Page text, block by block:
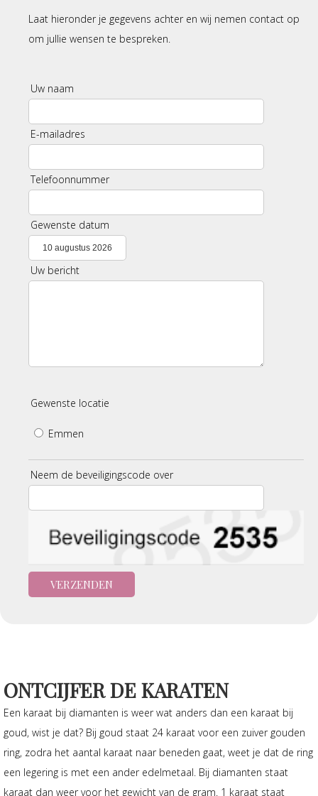
Laat hieronder je gegevens achter en wij nemen contact op
om jullie wensen te bespreken.
Uw naam
E-mailadres
Telefoonnummer
Gewenste datum
Uw bericht
Gewenste locatie
Emmen
Neem de beveiligingscode over
ONTCIJFER DE KARATEN
Een karaat bij diamanten is weer wat anders dan een karaat bij
goud, wist je dat? Bij goud staat 24 karaat voor een zuiver gouden
ring, zodra het aantal karaat naar beneden gaat, weet je dat de ring
een legering is met een ander edelmetaal. Bij diamanten staat
karaat dan weer voor het gewicht van de gram. 1 karaat staat